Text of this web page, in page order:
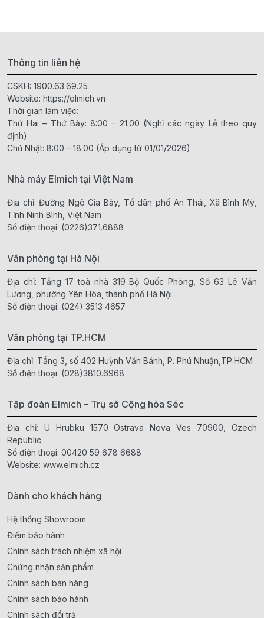
Thông tin liên hệ
CSKH: 1900.63.69.25
Website: https://elmich.vn
Thời gian làm việc:
Thứ Hai – Thứ Bảy: 8:00 – 21:00 (Nghỉ các ngày Lễ theo quy
định)
Chủ Nhật: 8:00 – 18:00 (Áp dụng từ 01/01/2026)
Nhà máy Elmich tại Việt Nam
Địa chỉ: Đường Ngô Gia Bảy, Tổ dân phố An Thái, Xã Bình Mỹ,
Tỉnh Ninh Bình, Việt Nam
Số điện thoại: (0226)371.6888
Văn phòng tại Hà Nội
Địa chỉ: Tầng 17 toà nhà 319 Bộ Quốc Phòng, Số 63 Lê Văn
Lương, phường Yên Hòa, thành phố Hà Nội
Số điện thoại: (024) 3513 4657
Văn phòng tại TP.HCM
Địa chỉ: Tầng 3, số 402 Huỳnh Văn Bánh, P. Phú Nhuận,TP.HCM
Số điện thoại: (028)3810.6968
Tập đoàn Elmich – Trụ sở Cộng hòa Séc
Địa chỉ: U Hrubku 1570 Ostrava Nova Ves 70900, Czech
Republic
Số điện thoại: 00420 59 678 6688
Website: www.elmich.cz
Dành cho khách hàng
Hệ thống Showroom
Điểm bảo hành
Chính sách trách nhiệm xã hội
Chứng nhận sản phẩm
Chính sách bán hàng
Chính sách bảo hành
Chính sách đổi trả